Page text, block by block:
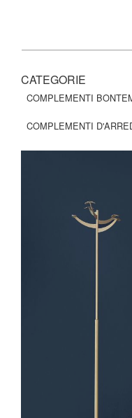
CATEGORIE
COMPLEMENTI
COMPLEMENTI